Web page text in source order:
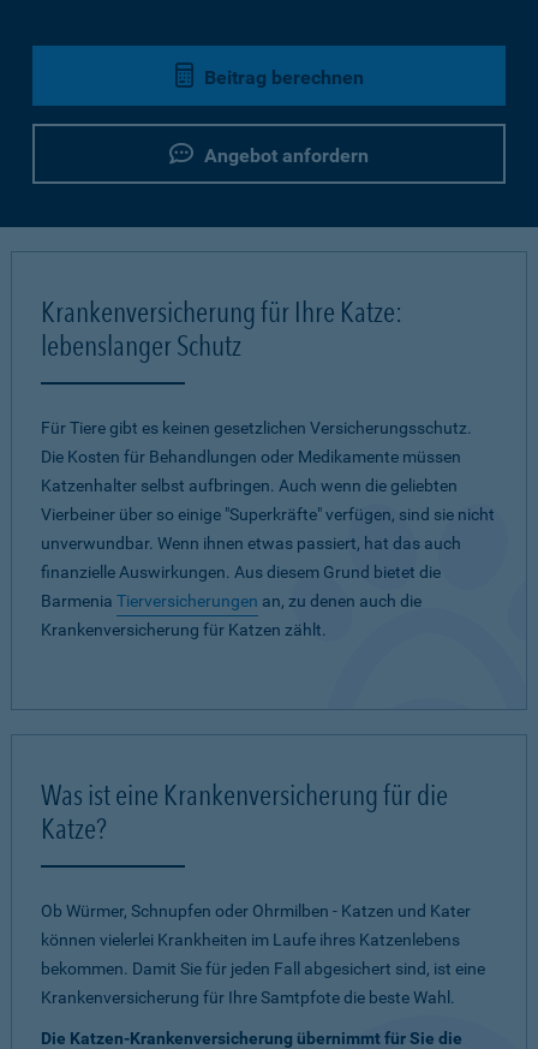
Beitrag berechnen
Angebot anfordern
Krankenversicherung für Ihre Katze:
lebenslanger Schutz
Für Tiere gibt es keinen gesetzlichen Versicherungsschutz.
Die Kosten für Behandlungen oder Medikamente müssen
Katzenhalter selbst aufbringen. Auch wenn die geliebten
Vierbeiner über so einige "Superkräfte" verfügen, sind sie nicht
unverwundbar. Wenn ihnen etwas passiert, hat das auch
finanzielle Auswirkungen. Aus diesem Grund bietet die
Barmenia Tierversicherungen an, zu denen auch die
Krankenversicherung für Katzen zählt.
Was ist eine Krankenversicherung für die
Katze?
Ob Würmer, Schnupfen oder Ohrmilben - Katzen und Kater
können vielerlei Krankheiten im Laufe ihres Katzenlebens
bekommen. Damit Sie für jeden Fall abgesichert sind, ist eine
Krankenversicherung für Ihre Samtpfote die beste Wahl.
Die Katzen-Krankenversicherung übernimmt für Sie die